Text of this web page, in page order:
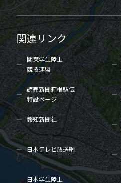
関連リンク
関東学生陸上
競技連盟
読売新聞箱根駅伝
特設ページ
報知新聞社
日本テレビ放送網
日本学生陸上